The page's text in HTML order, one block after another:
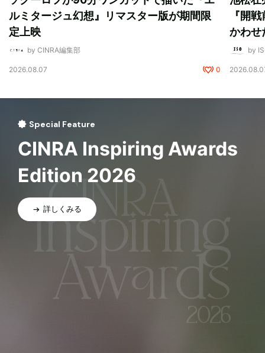
ルミタージュ幻想』リマスター版が期間限
定上映
by CINRA編集部
2026.08.07 0
『開
かわせ
by
Special Feature
CINRA Inspiring Awards
Edition 2026
詳しくみる